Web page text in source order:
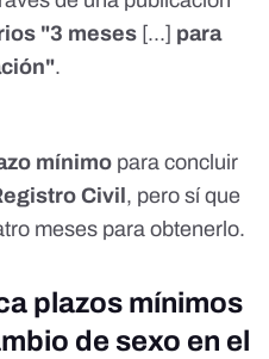
"3 meses [...] para
.
mínimo para concluir
Civil , pero sí que
meses para obtenerlo.
plazos mínimos
de sexo en el